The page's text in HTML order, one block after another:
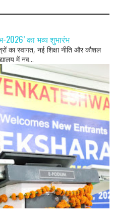
2026’ का भव्य शुभारंभ
का स्वागत, नई शिक्षा नीति और कौशल
में नव...